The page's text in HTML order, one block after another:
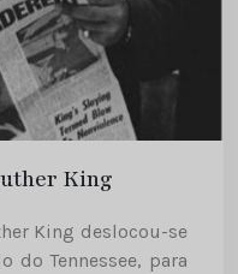
King
King deslocou-se
do Tennessee, para